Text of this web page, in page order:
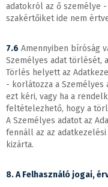
adatokról az ő személye
szakértőiket ide nem
7.6 Amennyiben bíróság
Személyes adat törlését,
Törlés helyett az
- korlátozza a Személyes
ezt kéri, vagy ha a
feltételezhető, hogy a
A Személyes adatot az
fennáll az az
kizárta.
8. A Felhasználó jogai,